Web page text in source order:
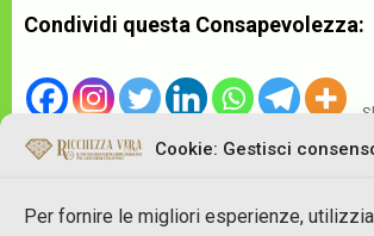
Cookie: Gestisci
Per fornire le migliori esperienze,
Condividi questa Consapevolezza: